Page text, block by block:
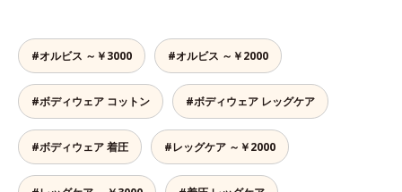
#オルビス ～￥3000 #オルビス ～￥2000
#ボディウェア コットン #ボディウェア レッグケア
#ボディウェア 着圧 #レッグケア ～￥2000